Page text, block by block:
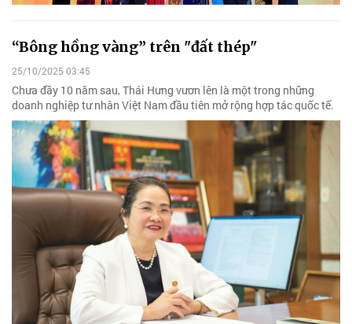
“Bông hồng vàng” trên "đất thép"
25/10/2025 03:45
Chưa đầy 10 năm sau, Thái Hưng vươn lên là một trong những
doanh nghiệp tư nhân Việt Nam đầu tiên mở rộng hợp tác quốc tế.